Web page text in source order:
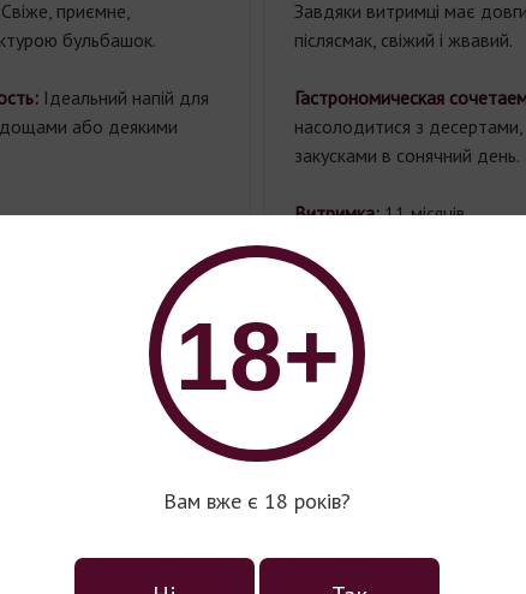
18+
Вам вже є 18 років?
приємне,
бульбашок.
Ідеальний напій для
або деякими
Завдяки витримці має
післясмак, свіжий і жвавий.
Гастрономическая
насолодитися з
закусками в сонячний день.
Витримка:11 місяців.
Цуко0р:
Алкоголь:
Радимо до:
вино